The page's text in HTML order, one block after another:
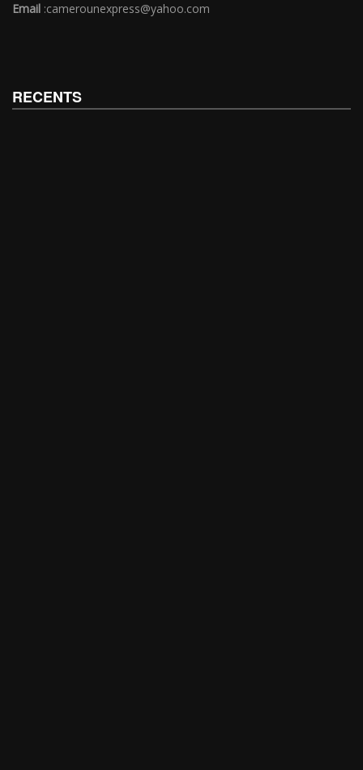
Email :camerounexpress@yahoo.com
RECENTS